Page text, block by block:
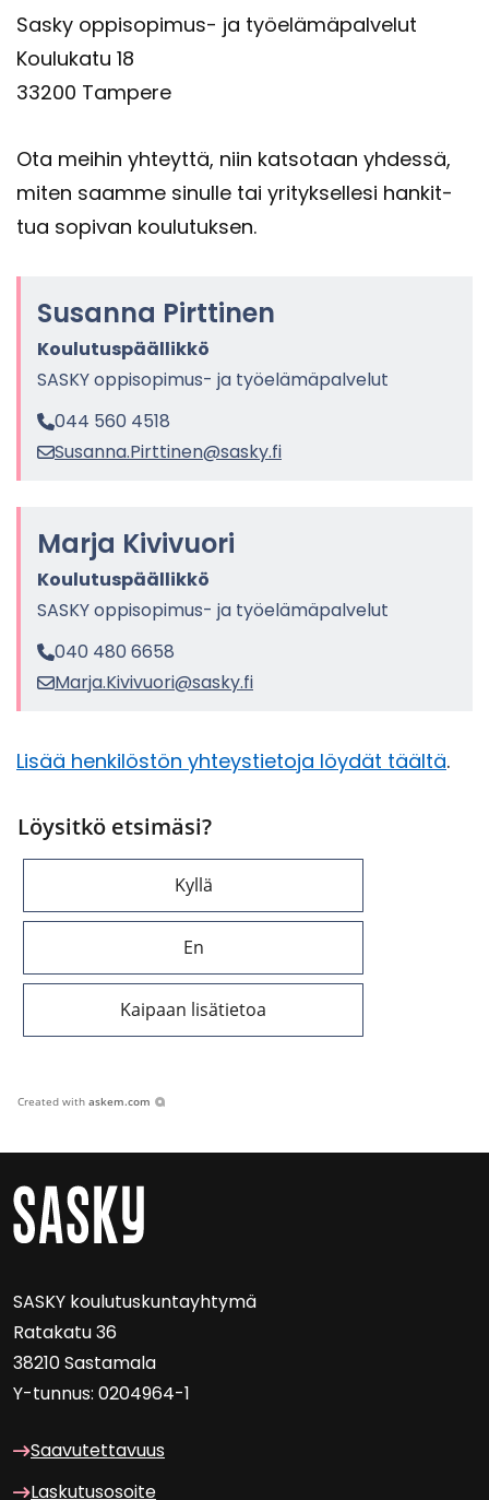
Sasky oppisopimus-​ ja työ­elä­mä­pal­ve­lut
Kou­lu­ka­tu 18
33200 Tam­pe­re
Ota mei­hin yh­teyt­tä, niin kat­so­taan yh­des­sä,
miten saam­me si­nul­le tai yri­tyk­sel­le­si han­kit­
tua so­pi­van kou­lu­tuk­sen.
Susan­na Pirt­ti­nen
Kou­lu­tus­pääl­lik­kö
SASKY oppisopimus-​ ja työ­elä­mä­pal­ve­lut
044 560 4518
Susan­na.Pirt­ti­nen@sasky.fi
Marja Ki­vi­vuo­ri
Kou­lu­tus­pääl­lik­kö
SASKY oppisopimus-​ ja työ­elä­mä­pal­ve­lut
040 480 6658
Marja.Ki­vi­vuo­ri@sasky.fi
Lisää hen­ki­lös­tön yh­teys­tie­to­ja löy­dät tääl­tä.
Löysitkö etsimäsi?
Kyllä
En
Kaipaan lisätietoa
Created with askem.com
SASKY kou­lu­tus­kun­tayh­ty­mä
Ra­ta­ka­tu 36
38210 Sas­ta­ma­la
Y-​tunnus: 0204964-1
Saa­vu­tet­ta­vuus
Las­ku­tuso­soi­te